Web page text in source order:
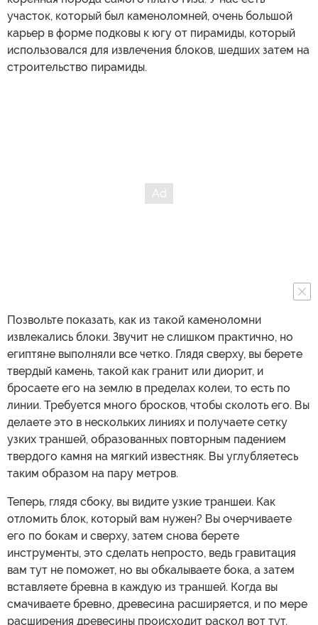
участок, который был каменоломней, очень большой
карьер в форме подковы к югу от пирамиды, который
использовался для извлечения блоков, шедших затем на
строительство пирамиды.
Позвольте показать, как из такой каменоломни
извлекались блоки. Звучит не слишком практично, но
египтяне выполняли все четко. Глядя сверху, вы берете
твердый камень, такой как гранит или диорит, и
бросаете его на землю в пределах колеи, то есть по
линии. Требуется много бросков, чтобы сколоть его. Вы
делаете это в нескольких линиях и получаете сетку
узких траншей, образованных повторным падением
твердого камня на мягкий известняк. Вы углубляетесь
таким образом на пару метров.
Теперь, глядя сбоку, вы видите узкие траншеи. Как
отломить блок, который вам нужен? Вы очерчиваете
его по бокам и сверху, затем снова берете
инструменты, это сделать непросто, ведь гравитация
вам тут не поможет, но вы обкалываете бока, а затем
вставляете бревна в каждую из траншей. Когда вы
смачиваете бревно, древесина расширяется, и по мере
расширения древесины происходит раскол вот тут.